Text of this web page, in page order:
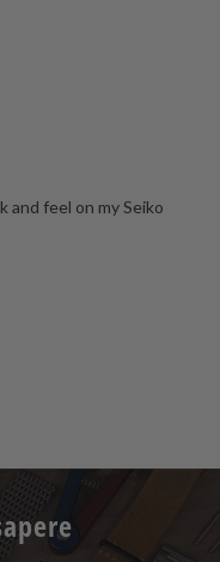
and feel on my Seiko